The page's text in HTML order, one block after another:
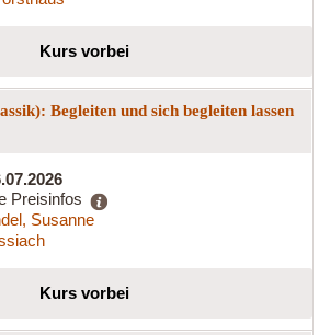
Kurs vorbei
Begleiten und sich begleiten lassen
Preisinfos
Susanne
Kurs vorbei